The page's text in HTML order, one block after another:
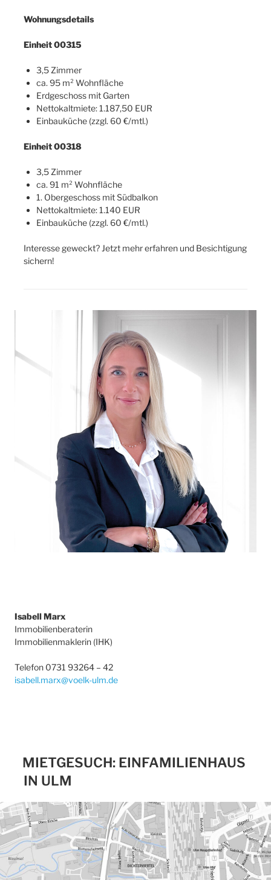
Wohnungsdetails
Einheit 00315
3,5 Zimmer
ca. 95 m² Wohnfläche
Erdgeschoss mit Garten
Nettokaltmiete: 1.187,50 EUR
Einbauküche (zzgl. 60 €/mtl.)
Einheit 00318
3,5 Zimmer
ca. 91 m² Wohnfläche
1. Obergeschoss mit Südbalkon
Nettokaltmiete: 1.140 EUR
Einbauküche (zzgl. 60 €/mtl.)
Interesse geweckt? Jetzt mehr erfahren und Besichtigung
sichern!
Isabell Marx
Immobilienberaterin
Immobilienmaklerin (IHK)
Telefon 0731 93264 – 42
isabell.marx@voelk-ulm.de
MIETGESUCH: EINFAMILIENHAUS
IN ULM